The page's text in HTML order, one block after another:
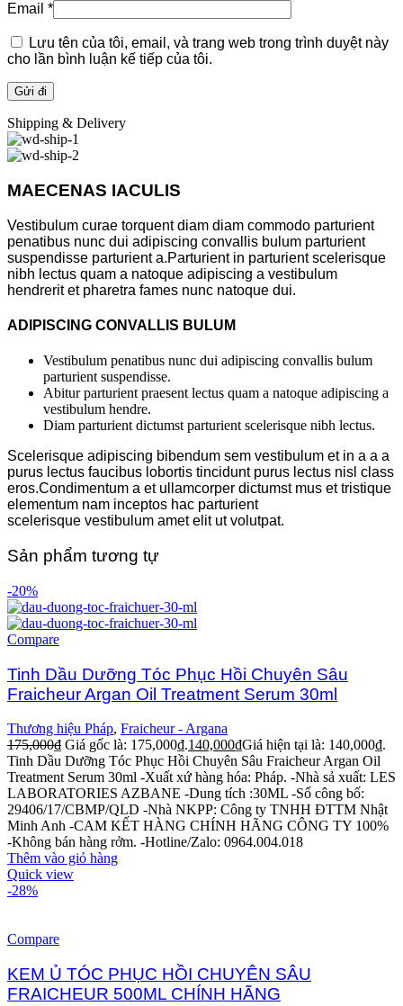
Email *
Lưu tên của tôi, email, và trang web trong trình duyệt này
cho lần bình luận kế tiếp của tôi.
Shipping & Delivery
MAECENAS IACULIS
Vestibulum curae torquent diam diam commodo parturient
penatibus nunc dui adipiscing convallis bulum parturient
suspendisse parturient a.Parturient in parturient scelerisque
nibh lectus quam a natoque adipiscing a vestibulum
hendrerit et pharetra fames nunc natoque dui.
ADIPISCING CONVALLIS BULUM
Vestibulum penatibus nunc dui adipiscing convallis bulum
parturient suspendisse.
Abitur parturient praesent lectus quam a natoque adipiscing a
vestibulum hendre.
Diam parturient dictumst parturient scelerisque nibh lectus.
Scelerisque adipiscing bibendum sem vestibulum et in a a a
purus lectus faucibus lobortis tincidunt purus lectus nisl class
eros.Condimentum a et ullamcorper dictumst mus et tristique
elementum nam inceptos hac parturient
scelerisque vestibulum amet elit ut volutpat.
Sản phẩm tương tự
-20%
Compare
Tinh Dầu Dưỡng Tóc Phục Hồi Chuyên Sâu
Fraicheur Argan Oil Treatment Serum 30ml
Thương hiệu Pháp, Fraicheur - Argana
175,000₫ Giá gốc là: 175,000₫.140,000₫Giá hiện tại là: 140,000₫.
Tinh Dầu Dưỡng Tóc Phục Hồi Chuyên Sâu Fraicheur Argan Oil
Treatment Serum 30ml -Xuất xứ hàng hóa: Pháp. -Nhà sả xuất: LES
LABORATORIES AZBANE -Dung tích :30ML -Số công bố:
29406/17/CBMP/QLD -Nhà NKPP: Công ty TNHH ĐTTM Nhật
Minh Anh -CAM KẾT HÀNG CHÍNH HÃNG CÔNG TY 100%
-Không bán hàng rởm. -Hotline/Zalo: 0964.004.018
Thêm vào giỏ hàng
Quick view
-28%
Compare
KEM Ủ TÓC PHỤC HỒI CHUYÊN SÂU
FRAICHEUR 500ML CHÍNH HÃNG